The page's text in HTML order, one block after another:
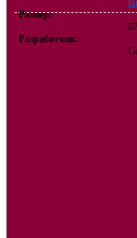
Размер:
Разработчик: